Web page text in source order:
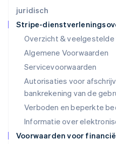
juridisch
Stripe-
Overzicht & veelgestelde
Algemene Voorwaarden
Servicevoorwaarden
Autorisaties voor
bankrekening van de
Verboden en beperkte
Informatie over
Voorwaarden voor
Luxemburg
Français
Maleisië
English简体中文
Malta
Mexico
Español English
Nederland
Nieuw-Zeeland
English
Noorwegen
English